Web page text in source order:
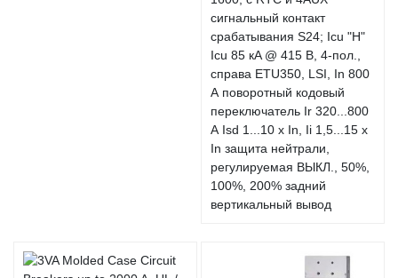
сигнальный контакт
срабатывания S24; Icu "H"
Icu 85 кA @ 415 В, 4-пол.,
справа ETU350, LSI, In 800
А поворотный кодовый
переключатель Ir 320...800
А Isd 1...10 x In, Ii 1,5...15 x
In защита нейтрали,
регулируемая ВЫКЛ., 50%,
100%, 200% задний
вертикальный вывод